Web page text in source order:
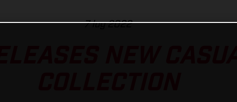
7 lug 2022
NEW